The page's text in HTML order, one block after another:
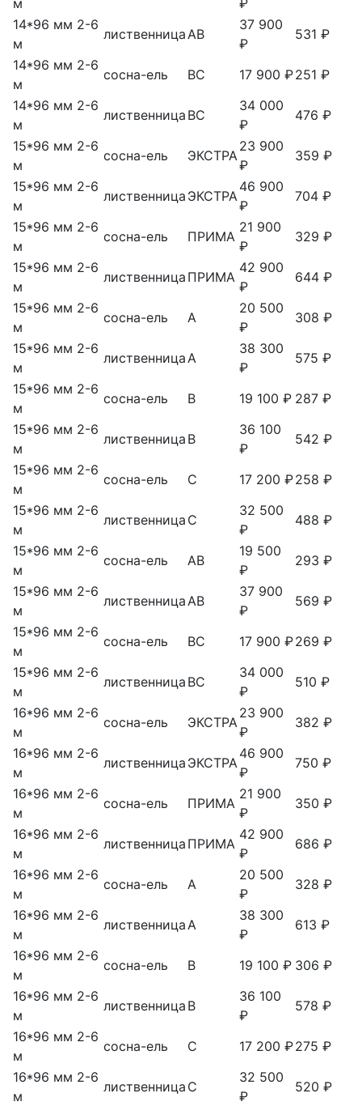
м ₽
14*96 мм 2-6
м
лиственницаАВ
37 900
₽
531 ₽
14*96 мм 2-6
м
сосна-ель ВС 17 900 ₽251 ₽
14*96 мм 2-6
м
лиственница ВС
34 000
₽
476 ₽
15*96 мм 2-6
м
сосна-ель ЭКСТРА
23 900
₽
359 ₽
15*96 мм 2-6
м
лиственница ЭКСТРА
46 900
₽
704 ₽
15*96 мм 2-6
м
сосна-ель ПРИМА
21 900
₽
329 ₽
15*96 мм 2-6
м
лиственница ПРИМА
42 900
₽
644 ₽
15*96 мм 2-6
м
сосна-ель А
20 500
₽
308 ₽
15*96 мм 2-6
м
лиственницаА
38 300
₽
575 ₽
15*96 мм 2-6
м
сосна-ель В 19 100 ₽ 287 ₽
15*96 мм 2-6
м
лиственница В
36 100
₽
542 ₽
15*96 мм 2-6
м
сосна-ель С 17 200 ₽258 ₽
15*96 мм 2-6
м
лиственница С
32 500
₽
488 ₽
15*96 мм 2-6
м
сосна-ель АВ
19 500
₽
293 ₽
15*96 мм 2-6
м
лиственницаАВ
37 900
₽
569 ₽
15*96 мм 2-6
м
сосна-ель ВС 17 900 ₽269 ₽
15*96 мм 2-6
м
лиственница ВС
34 000
₽
510 ₽
16*96 мм 2-6
м
сосна-ель ЭКСТРА
23 900
₽
382 ₽
16*96 мм 2-6
м
лиственница ЭКСТРА
46 900
₽
750 ₽
16*96 мм 2-6
м
сосна-ель ПРИМА
21 900
₽
350 ₽
16*96 мм 2-6
м
лиственница ПРИМА
42 900
₽
686 ₽
16*96 мм 2-6
м
сосна-ель А
20 500
₽
328 ₽
16*96 мм 2-6
м
лиственницаА
38 300
₽
613 ₽
16*96 мм 2-6
м
сосна-ель В 19 100 ₽ 306 ₽
16*96 мм 2-6
м
лиственница В
36 100
₽
578 ₽
16*96 мм 2-6
м
сосна-ель С 17 200 ₽275 ₽
16*96 мм 2-6
м
лиственница С
32 500
₽
520 ₽